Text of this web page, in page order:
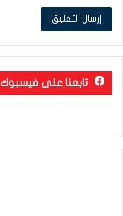
تابعنا على فيسبوك